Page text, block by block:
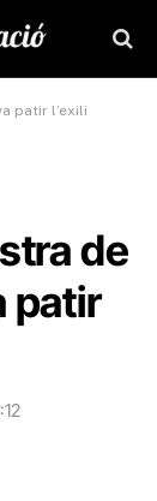
patir l’exili
de
patir